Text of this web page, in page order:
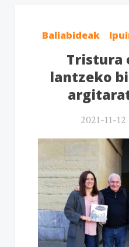
Baliabideak
Tristura
lantzeko
2021-11-12